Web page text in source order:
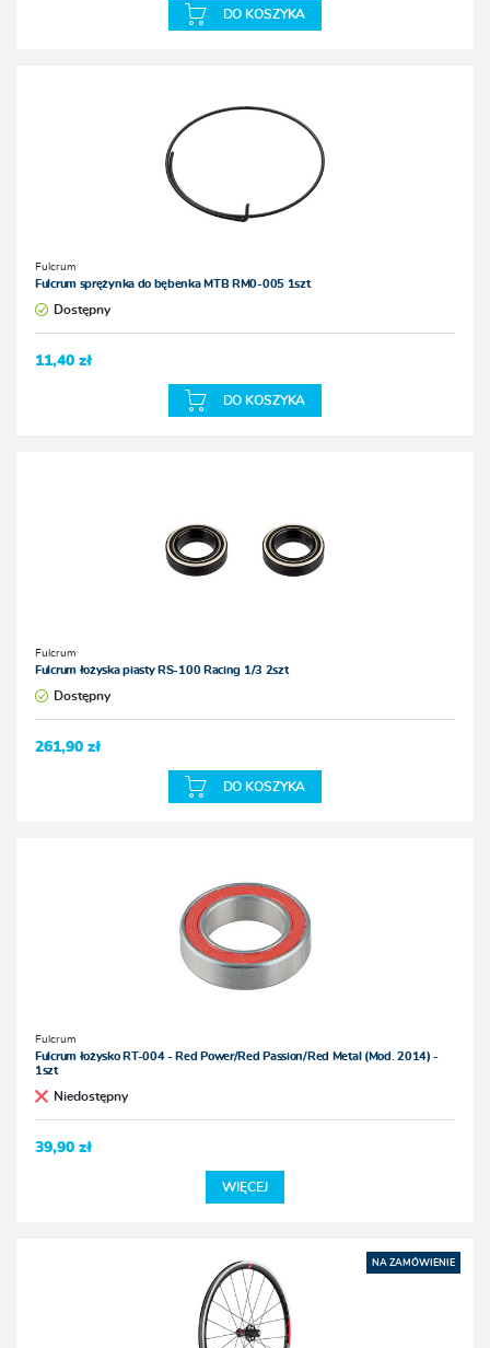
DO KOSZYKA
Fulcrum
Fulcrum sprężynka do bębenka MTB RM0-005 1szt
Dostępny
11,40 zł
DO KOSZYKA
Fulcrum
Fulcrum łożyska piasty RS-100 Racing 1/3 2szt
Dostępny
261,90 zł
DO KOSZYKA
Fulcrum
Fulcrum łożysko RT-004 - Red Power/Red Passion/Red Metal (Mod. 2014) -
1szt
Niedostępny
39,90 zł
WIĘCEJ
NA ZAMÓWIENIE